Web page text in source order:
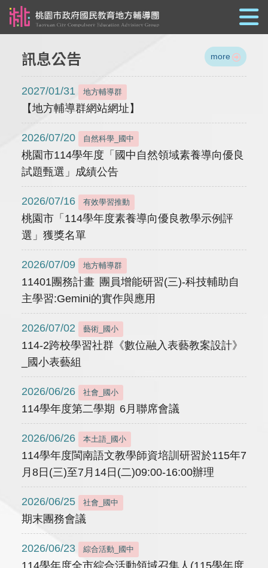
訊息公告 more
2027/01/31 地方輔導群
【地方輔導群網站網址】
2026/07/20 自然科學_國中
桃園市114學年度「國中自然領域素養導向優良
試題甄選」成績公告
2026/07/16 有效學習推動
桃園市「114學年度素養導向優良教學示例評
選」獲獎名單
2026/07/09 地方輔導群
11401團務計畫 團員增能研習(三)-科技輔助自
主學習:Gemini的實作與應用
2026/07/02 藝術_國小
114-2跨校學習社群《數位融入表藝教案設計》
_國小表藝組
2026/06/26 社會_國小
114學年度第二學期 6月聯席會議
2026/06/26 本土語_國小
114學年度閩南語文教學師資培訓研習於115年7
月8日(三)至7月14日(二)09:00-16:00辦理
2026/06/25 社會_國中
期末團務會議
2026/06/23 綜合活動_國中